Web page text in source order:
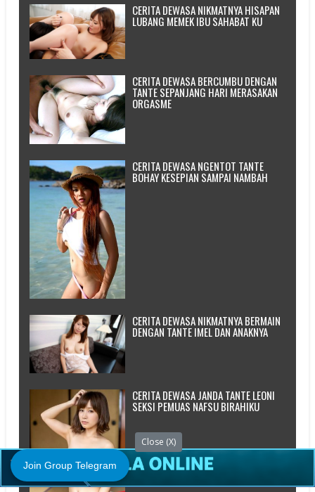
CERITA DEWASA NIKMATNYA HISAPAN
LUBANG MEMEK IBU SAHABAT KU
CERITA DEWASA BERCUMBU DENGAN
TANTE SEPANJANG HARI MERASAKAN
ORGASME
CERITA DEWASA NGENTOT TANTE
BOHAY KESEPIAN SAMPAI NAMBAH
CERITA DEWASA NIKMATNYA BERMAIN
DENGAN TANTE IMEL DAN ANAKNYA
CERITA DEWASA JANDA TANTE LEONI
SEKSI PEMUAS NAFSU BIRAHIKU
Close (X)
Join Group Telegram